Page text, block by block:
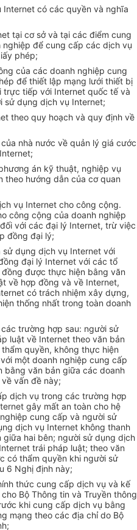
có các quyền và nghĩa
tại cơ sở và tại các điểm cung
để cung cấp các dịch vụ
phép;
của các doanh nghiệp cung
để thiết lập mạng lưới thiết bị
trực tiếp với Internet quốc tế và
sử dụng dịch vụ Internet;
theo quy hoạch và quy định về
nhà nước về quản lý giá cước
án kỹ thuật, nghiệp vụ
theo hướng dẫn của cơ quan
vụ Internet cho công cộng.
công cộng của doanh nghiệp
với các đại lý Internet, trừ việc
đồng đại lý;
dụng dịch vụ Internet với
đại lý Internet với các tổ
được thực hiện bằng văn
về hợp đồng và về Internet,
có trách nhiệm xây dựng,
thống nhất trong toàn doanh
trường hợp sau: người sử
luật về Internet theo văn bản
quyền, không thực hiện
một doanh nghiệp cung cấp
bằng văn bản giữa các doanh
vấn đề này;
dịch vụ trong các trường hợp
gây mất an toàn cho hệ
cung cấp và người sử
dịch vụ Internet không thanh
hai bên; người sử dụng dịch
trái pháp luật; theo văn
có thẩm quyền khi người sử
6 Nghị định này;
thức cung cấp dịch vụ và kế
Bộ Thông tin và Truyền thông
khi cung cấp dịch vụ bằng
mạng theo các địa chỉ do Bộ